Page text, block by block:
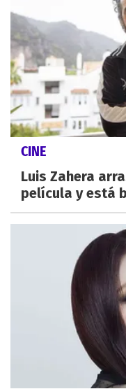
CINE
Luis Zahera
película y está